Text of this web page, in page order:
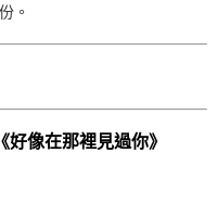
。
像在那裡見過你》